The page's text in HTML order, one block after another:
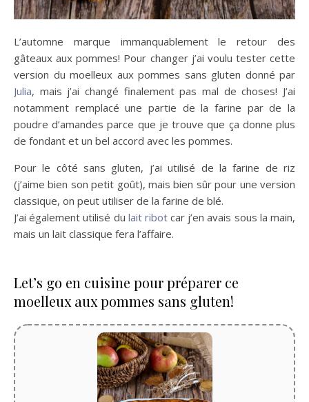
L’automne marque immanquablement le retour des
gâteaux aux pommes! Pour changer j’ai voulu tester cette
version du moelleux aux pommes sans gluten donné par
Julia, mais j’ai changé finalement pas mal de choses! J’ai
notamment remplacé une partie de la farine par de la
poudre d’amandes parce que je trouve que ça donne plus
de fondant et un bel accord avec les pommes.
Pour le côté sans gluten, j’ai utilisé de la farine de riz
(j’aime bien son petit goût), mais bien sûr pour une version
classique, on peut utiliser de la farine de blé.
J’ai également utilisé du lait ribotcar j’en avais sous la main,
mais un lait classique fera l’affaire.
Let’s go en cuisine pour préparer ce
moelleux aux pommes sans gluten!